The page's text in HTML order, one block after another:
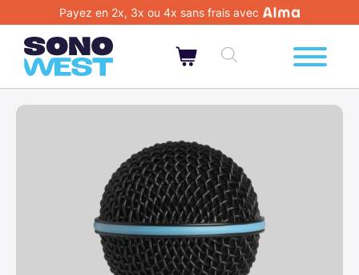
Payez en 2x, 3x ou 4x sans frais avec